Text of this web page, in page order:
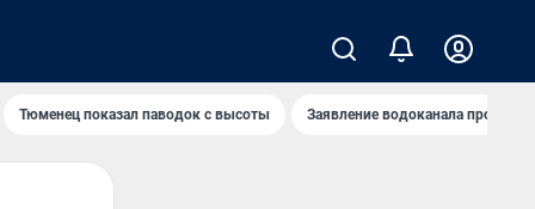
Тюменец показал паводок с высоты Заявление водоканала про